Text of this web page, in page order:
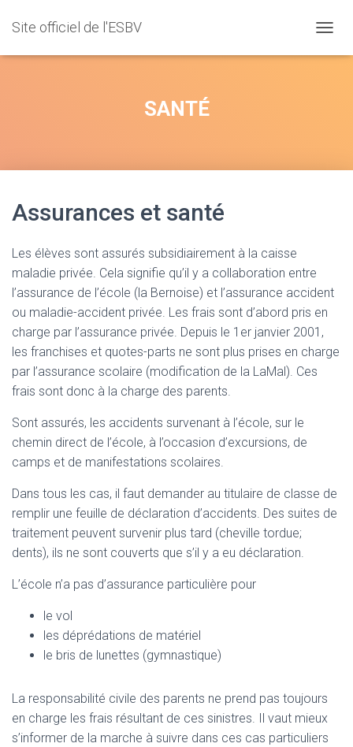
Site officiel de l'ESBV
É
O
N
SANTÉ
Assurances et santé
Les élèves sont assurés subsidiairement à la caisse
maladie privée. Cela signifie qu’il y a collaboration entre
l’assurance de l’école (la Bernoise) et l’assurance accident
ou maladie-accident privée. Les frais sont d’abord pris en
charge par l’assurance privée. Depuis le 1er janvier 2001,
les franchises et quotes-parts ne sont plus prises en charge
par l’assurance scolaire (modification de la LaMal). Ces
frais sont donc à la charge des parents.
Sont assurés, les accidents survenant à l’école, sur le
chemin direct de l’école, à l’occasion d’excursions, de
camps et de manifestations scolaires.
Dans tous les cas, il faut demander au titulaire de classe de
remplir une feuille de déclaration d’accidents. Des suites de
traitement peuvent survenir plus tard (cheville tordue;
dents), ils ne sont couverts que s’il y a eu déclaration.
L’école n’a pas d’assurance particulière pour
le vol
les déprédations de matériel
le bris de lunettes (gymnastique)
La responsabilité civile des parents ne prend pas toujours
en charge les frais résultant de ces sinistres. Il vaut mieux
s’informer de la marche à suivre dans ces cas particuliers